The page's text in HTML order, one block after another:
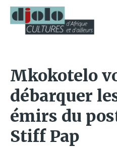
Mkokotelo
débarquer
émirs du
Stiff Pap